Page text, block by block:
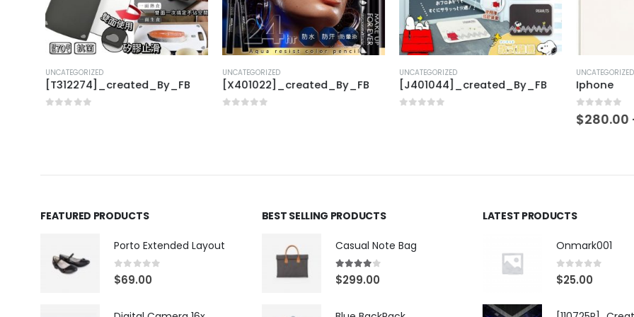
UNCATEGORIZED
[T312274]_created_By_FB
UNCATEGORIZED
[X401022]_created_By_FB
UNCATEGORIZED
[J401044]_created_By_FB
UNCATEGORIZED
Iphone
out of 5
$280.00
FEATURED PRODUCTS
Porto Extended Layout
0 out of 5
$69.00
BEST SELLING PRODUCTS
Casual Note Bag
4.00out of 5
$299.00
LATEST PRODUCTS
Onmark001
0 out of 5
$25.00